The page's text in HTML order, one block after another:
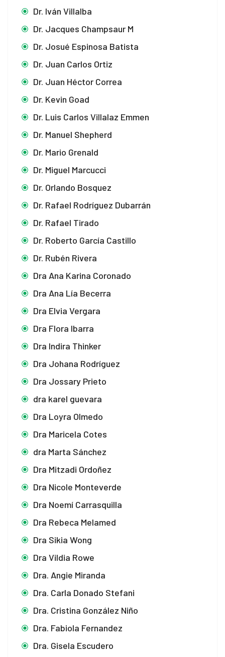
Dr. Iván Villalba
Dr. Jacques Champsaur M
Dr. Josué Espinosa Batista
Dr. Juan Carlos Ortiz
Dr. Juan Héctor Correa
Dr. Kevin Goad
Dr. Luis Carlos Villalaz Emmen
Dr. Manuel Shepherd
Dr. Mario Grenald
Dr. Miguel Marcucci
Dr. Orlando Bosquez
Dr. Rafael Rodríguez Dubarrán
Dr. Rafael Tirado
Dr. Roberto García Castillo
Dr. Rubén Rivera
Dra Ana Karina Coronado
Dra Ana Lía Becerra
Dra Elvia Vergara
Dra Flora Ibarra
Dra Indira Thinker
Dra Johana Rodríguez
Dra Jossary Prieto
dra karel guevara
Dra Loyra Olmedo
Dra Maricela Cotes
dra Marta Sánchez
Dra Mitzadi Ordoñez
Dra Nicole Monteverde
Dra Noemí Carrasquilla
Dra Rebeca Melamed
Dra Sikia Wong
Dra Vildia Rowe
Dra. Angie Miranda
Dra. Carla Donado Stefani
Dra. Cristina González Niño
Dra. Fabiola Fernandez
Dra. Gisela Escudero